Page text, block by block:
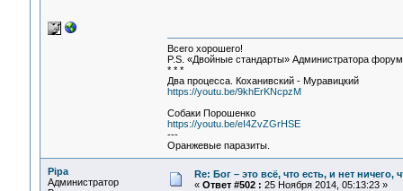
Всего хорошего!
P.S. «Двойные стандарты» Администратора
* * *
Два процесса. Коханивский - Муравицкий
https://youtu.be/9khErKNcpzM
Собаки Порошенко
https://youtu.be/eI4ZvZGrHSE
---
Оранжевые паразиты.
Pipa
Администратор
Re: Бог – это всё, что есть, и нет
« Ответ #502 : 25 Ноября 2014, 05:13:23 »